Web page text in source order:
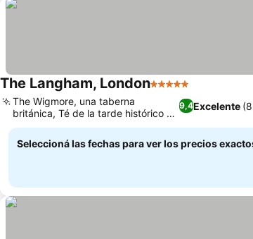
The Langham, London5 Estrellas
9,4Excelente
The Wigmore, una taberna
británica, Té de la tarde histórico en
Palm Court
Seleccioná las fechas para ver los precios